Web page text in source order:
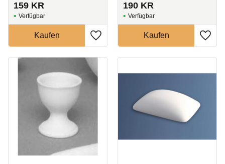
159 KR
Zu Favoriten hinzufügen
190 KR
Zu